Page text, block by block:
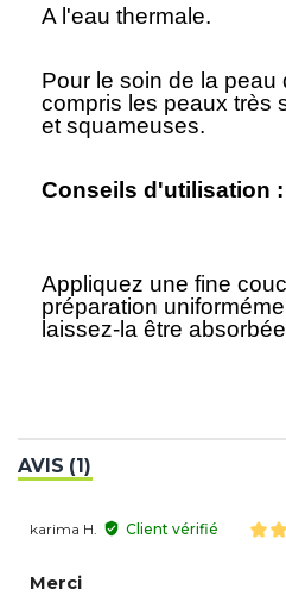
A l'eau thermale.
Pour le soin de la peau
compris les peaux très
et squameuses.
Conseils d'utilisation :
Appliquez une fine
préparation
laissez-la être
AVIS (1)
karima H. Client vérifié
Merci